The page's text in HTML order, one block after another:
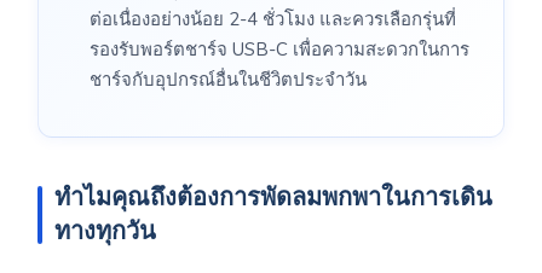
ต่อเนื่องอย่างน้อย 2-4 ชั่วโมง และควรเลือกรุ่นที่
รองรับพอร์ตชาร์จ USB-C เพื่อความสะดวกในการ
ชาร์จกับอุปกรณ์อื่นในชีวิตประจำวัน
ทำไมคุณถึงต้องการพัดลมพกพาในการเดิน
ทางทุกวัน